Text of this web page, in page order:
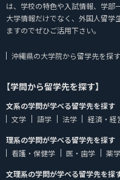
は、学校の特色や入試情報、学部
大学情報だけでなく、外国人留学
ますのでぜひご活用下さい。
沖縄県の大学院から留学先を探す
【学問から留学先を探す】
文系の学問が学べる留学先を探す
文学
語学 法学 経済・経
理系の学問が学べる留学先を探す
看護・保健学
医・歯学 薬学
文理系の学問が学べる留学先を探